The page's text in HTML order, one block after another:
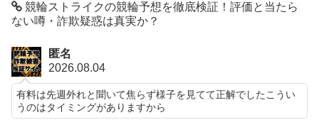
競輪ストライクの競輪予想を徹底検証！評価と当たら
ない噂・詐欺疑惑は真実か？
匿名
2026.08.04
有料は先週外れと聞いて焦らず様子を見てて正解でしたこうい
うのはタイミングがありますから